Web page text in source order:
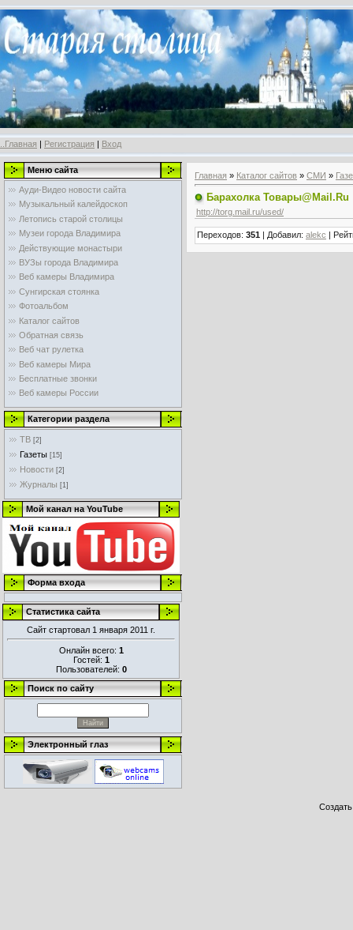
..Главная | Регистрация | Вход
Меню сайта
Ауди-Видео новости сайта
Музыкальный калейдоскоп
Летопись старой столицы
Музеи города Владимира
Действующие монастыри
ВУЗы города Владимира
Веб камеры Владимира
Сунгирская стоянка
Фотоальбом
Каталог сайтов
Обратная связь
Веб чат рулетка
Веб камеры Мира
Бесплатные звонки
Веб камеры России
Категории раздела
ТВ [2]
Газеты [15]
Новости [2]
Журналы [1]
Мой канал на YouTube
Форма входа
Статистика сайта
Сайт стартовал 1 января 2011 г.
Онлайн всего: 1
Гостей: 1
Пользователей: 0
Поиск по сайту
Электронный глаз
Главная » Каталог сайтов » СМИ »
Барахолка Товары@Mail.Ru
http://torg.mail.ru/used/
Переходов: 351 | Добавил: alekc |